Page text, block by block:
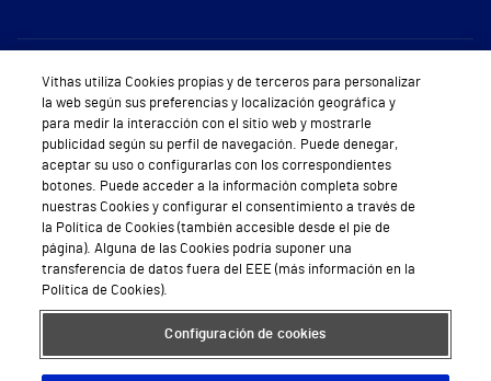
Sobre Vithas
Quiénes somos
Trabajar en Vithas
Teléfono Cita Médica
Teléfono Atención al Cliente
Política de seguridad y salud en el trabajo
Conoce a Supervita
Vithas utiliza Cookies propias y de terceros para personalizar
la web según sus preferencias y localización geográfica y
para medir la interacción con el sitio web y mostrarle
publicidad según su perfil de navegación. Puede denegar,
aceptar su uso o configurarlas con los correspondientes
botones. Puede acceder a la información completa sobre
nuestras Cookies y configurar el consentimiento a través de
la Política de Cookies (también accesible desde el pie de
página). Alguna de las Cookies podría suponer una
transferencia de datos fuera del EEE (más información en la
Política de Cookies).
Configuración de cookies